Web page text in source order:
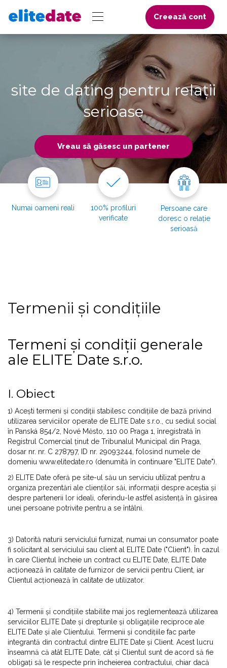
Creează cont
site de dating pentru relații
serioase
Vreau să găsesc un partener
Numai oameni reali
100% profiluri
verificate
Persoane care
doresc o relație
serioasă
Termenii și condițiile
Termeni și condiții generale
ale ELITE Date s.r.o.
I. Obiect
1) Acești termeni și condiții stabilesc condițiile de bază privind
utilizarea serviciilor operate de ELITE Date s.r.o., cu sediul social
în Panská 854/2, Nové Město, 110 00 Praga 1, înregistrată în
Registrul Comercial ținut de Tribunalul Municipal din Praga,
dosar nr. nr. C 278797, ID nr. 29093244, folosind numele de
domeniu www.elitedate.ro (denumită în continuare "ELITE Date").
2) ELITE Date oferă pe site-ul său un serviciu utilizat pentru a
organiza prezentări ale clienților săi, informații despre aceștia și
despre partenerii lor ideali, oferindu-le astfel asistență în găsirea
unei persoane potrivite pentru a se întâlni.
3) Datorită naturii serviciului furnizat, numai un consumator poate
fi solicitant al serviciului sau client al ELITE Date ("Client"). În cazul
în care Clientul încheie un contract cu ELITE Date, ELITE Date
acționează în calitate de furnizor de servicii pentru Client, iar
Clientul acționează în calitate de utilizator.
4) Termenii și condițiile stabilite mai jos reglementează utilizarea
serviciilor ELITE Date și drepturile și obligațiile reciproce ale
ELITE Date și ale Clientului. Termenii și condițiile fac parte
integrantă din contractul dintre ELITE Date și Client. Acest lucru
înseamnă că atât ELITE Date, cât și Clientul sunt de acord să fie
obligați să le respecte prin încheierea contractului, chiar dacă